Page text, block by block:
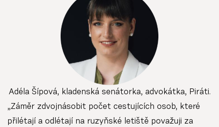
Adéla Šípová, kladenská senátorka, advokátka, Piráti.
„Záměr zdvojnásobit počet cestujících osob, které
přilétají a odlétají na ruzyňské letiště považuji za